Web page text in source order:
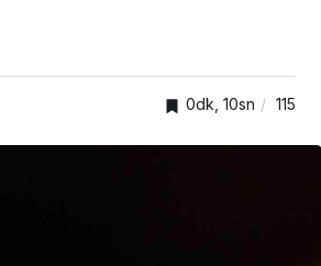
0dk, 10sn 115